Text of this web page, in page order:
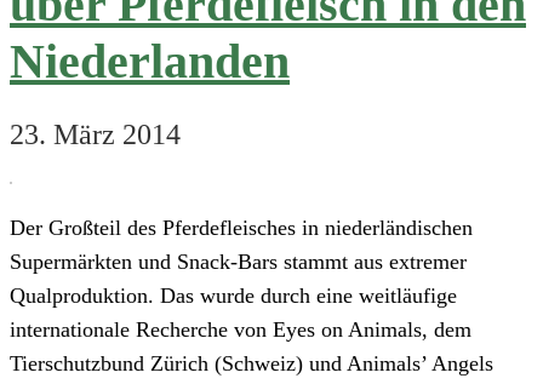
Niederlanden
23. März 2014
Der Großteil des Pferdefleisches in niederländischen
Supermärkten und Snack-Bars stammt aus extremer
Qualproduktion. Das wurde durch eine weitläufige
internationale Recherche von Eyes on Animals, dem
Tierschutzbund Zürich (Schweiz) und Animals’ Angels